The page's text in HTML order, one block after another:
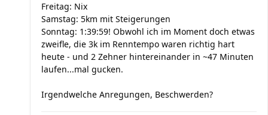
Freitag: Nix
Samstag: 5km mit Steigerungen
Sonntag: 1:39:59! Obwohl ich im Moment doch etwas
zweifle, die 3k im Renntempo waren richtig hart
heute - und 2 Zehner hintereinander in ~47 Minuten
laufen...mal gucken.
Irgendwelche Anregungen, Beschwerden?